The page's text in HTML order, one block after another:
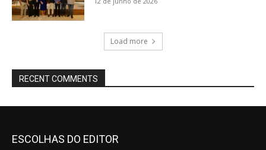
Load more
RECENT COMMENTS
ESCOLHAS DO EDITOR